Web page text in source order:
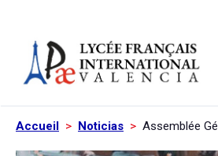
Accueil > Noticias > Assemblée